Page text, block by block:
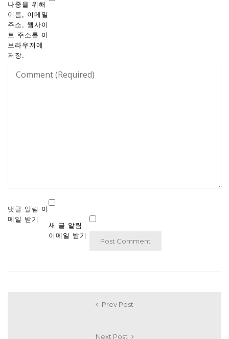
나중을 위해
이름, 이메일
주소, 웹사이
트 주소를 이
브라우저에
저장.
댓글 알림 이
메일 받기
새 글 알림
이메일 받기
Prev Post
Next Post